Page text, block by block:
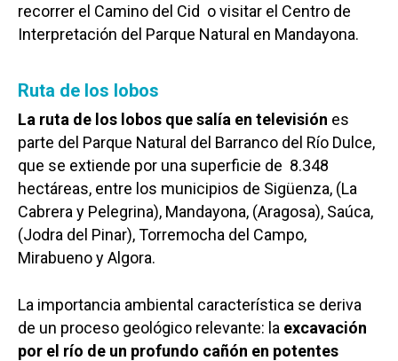
recorrer el Camino del Cid o visitar el Centro de
Interpretación del Parque Natural en Mandayona.
Ruta de los lobos
La ruta de los lobos que salía en televisión es
parte del Parque Natural del Barranco del Río Dulce,
que se extiende por una superficie de 8.348
hectáreas, entre los municipios de Sigüenza, (La
Cabrera y Pelegrina), Mandayona, (Aragosa), Saúca,
(Jodra del Pinar), Torremocha del Campo,
Mirabueno y Algora.
La importancia ambiental característica se deriva
de un proceso geológico relevante: la excavación
por el río de un profundo cañón en potentes